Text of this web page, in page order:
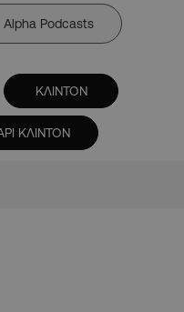
Alpha Podcasts
ΚΛΙΝΤΟΝ
ΚΛΙΝΤΟΝ